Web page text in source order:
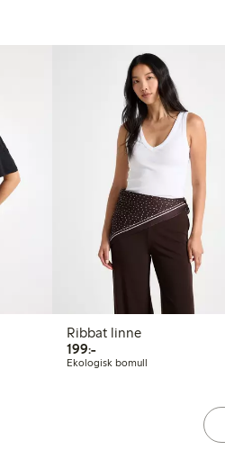
Ribbat linne
199:-199,00 kr
Ekologisk bomull